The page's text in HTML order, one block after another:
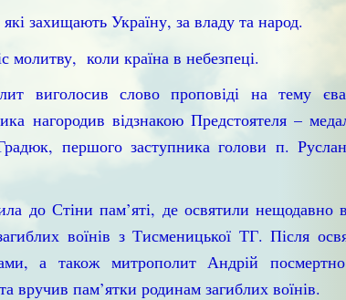
захищають Україну, за владу та народ.
молитву, коли країна в небезпеці.
виголосив слово проповіді на тему
нагородив відзнакою Предстоятеля –
першого заступника голови п.
до Стіни пам’яті, де освятили нещодавно
воїнів з Тисменицької ТГ. Після
а також митрополит Андрій
вручив пам’ятки родинам загиблих воїнів.